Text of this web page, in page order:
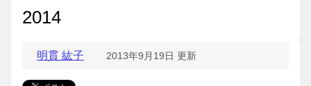
2014
明貫 紘子 2013年9月19日 更新